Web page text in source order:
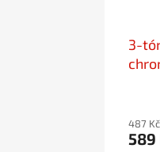
3-
487
589